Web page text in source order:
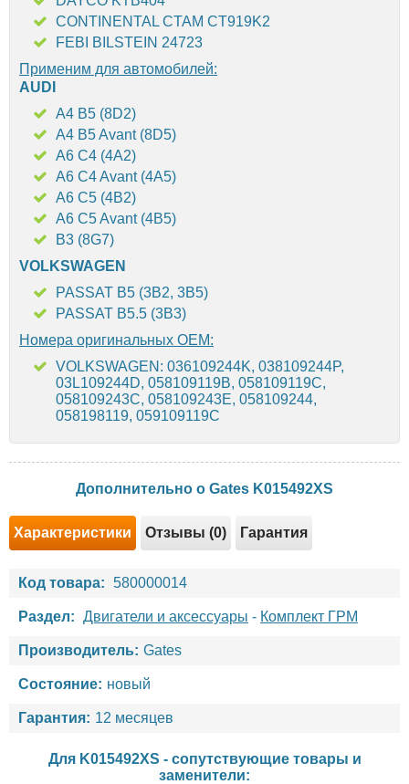
CONTINENTAL CTAM CT919K2
FEBI BILSTEIN 24723
Применим для автомобилей:
AUDI
A4 B5 (8D2)
A4 B5 Avant (8D5)
A6 C4 (4A2)
A6 C4 Avant (4A5)
A6 C5 (4B2)
A6 C5 Avant (4B5)
B3 (8G7)
VOLKSWAGEN
PASSAT B5 (3B2, 3B5)
PASSAT B5.5 (3B3)
Номера оригинальных OEM:
VOLKSWAGEN: 036109244K, 038109244P,
03L109244D, 058109119B, 058109119C,
058109243C, 058109243E, 058109244,
058198119, 059109119C
Дополнительно о Gates K015492XS
Характеристики Отзывы (0) Гарантия
Код товара: 580000014
Раздел: Двигатели и аксессуары - Комплект ГРМ
Производитель: Gates
Состояние: новый
Гарантия: 12 месяцев
Для K015492XS - сопутствующие товары и
заменители: